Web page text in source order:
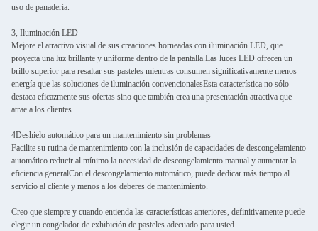
uso de panadería.
3, Iluminación LED
Mejore el atractivo visual de sus creaciones horneadas con iluminación LED, que
proyecta una luz brillante y uniforme dentro de la pantalla.Las luces LED ofrecen un
brillo superior para resaltar sus pasteles mientras consumen significativamente menos
energía que las soluciones de iluminación convencionalesEsta característica no sólo
destaca eficazmente sus ofertas sino que también crea una presentación atractiva que
atrae a los clientes.
4Deshielo automático para un mantenimiento sin problemas
Facilite su rutina de mantenimiento con la inclusión de capacidades de descongelamiento
automático.reducir al mínimo la necesidad de descongelamiento manual y aumentar la
eficiencia generalCon el descongelamiento automático, puede dedicar más tiempo al
servicio al cliente y menos a los deberes de mantenimiento.
Creo que siempre y cuando entienda las características anteriores, definitivamente puede
elegir un congelador de exhibición de pasteles adecuado para usted.